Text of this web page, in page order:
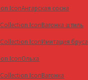
Ангарская сосна
Вагонка штиль
Имитация бруса
Ольха
Вагонка